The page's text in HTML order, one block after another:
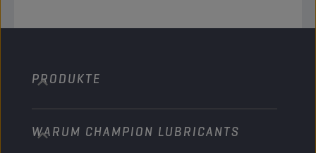
PRODUKTE
PKW
WARUM CHAMPION LUBRICANTS